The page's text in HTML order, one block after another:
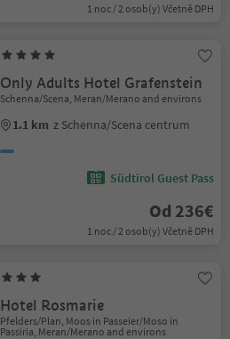
1 noc / 2 osob(y) Včetně DPH
Only Adults Hotel Grafenstein
Schenna/Scena, Meran/Merano and environs
1.1 km z Schenna/Scena centrum
Südtirol Guest Pass
Od 236€
1 noc / 2 osob(y) Včetně DPH
Hotel Rosmarie
Pfelders/Plan, Moos in Passeier/Moso in
Passiria, Meran/Merano and environs